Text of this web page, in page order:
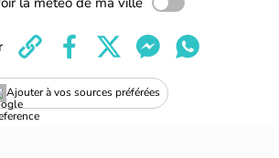
Ajouter à vos sources préférées